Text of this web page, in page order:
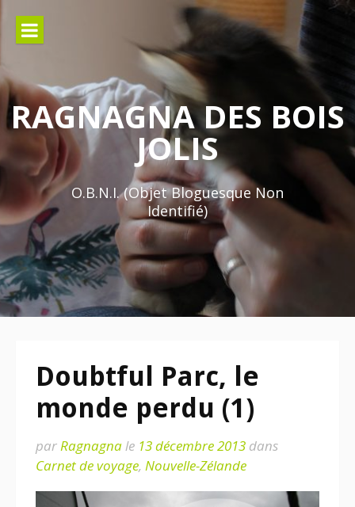
contenu
RAGNAGNA DES BOIS
JOLIS
O.B.N.I. (Objet Bloguesque Non
Identifié)
Doubtful Parc, le
monde perdu (1)
parRagnagnale 13 décembre 2013 dans
Carnet de voyage, Nouvelle-Zélande